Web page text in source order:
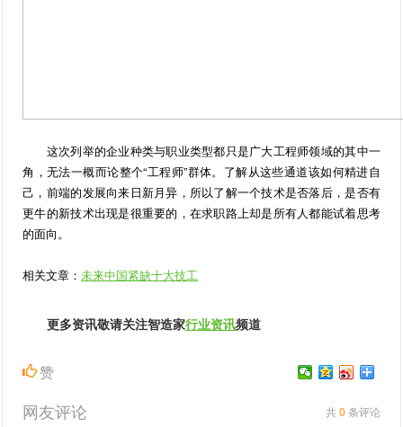
这次列举的企业种类与职业类型都只是广大工程师领域的其中一
角，无法一概而论整个“工程师”群体。了解从这些通道该如何精进自
己，前端的发展向来日新月异，所以了解一个技术是否落后，是否有
更牛的新技术出现是很重要的，在求职路上却是所有人都能试着思考
的面向。
相关文章：未来中国紧缺十大技工
更多资讯敬请关注智造家行业资讯频道
赞
网友评论 共0 条评论